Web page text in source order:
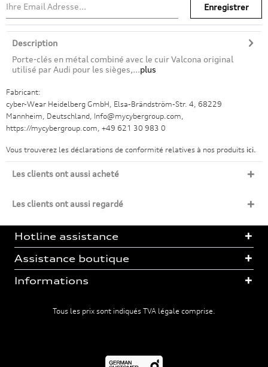
Enregistrer
Description
Porte-clés en métal combiné avec le cuir Valcona original
utilisé par Audi pour les sièges,...plus
Fabricant:
cyber-Wear Heidelberg GmbH, Elsa-Brändström-Str. 4, 68229
Mannheim, Deutschland, Info@mycybergroup.com,
https://mycybergroup.com, +49 621 30 983 0
Vous trouverez les déclarations de conformité relatives à nos produits ici.
Les clients ont aussi acheté
Les clients ont aussi regardé
Hotline assistance
Assistance boutique
Informations
Tous les prix sont indiqués TVA légale comprise.